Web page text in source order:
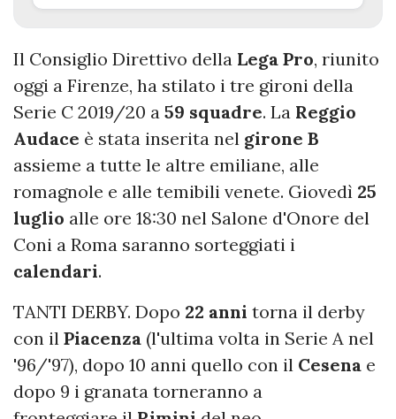
Il Consiglio Direttivo della Lega Pro, riunito
oggi a Firenze, ha stilato i tre gironi della
Serie C 2019/20 a 59 squadre. La Reggio
Audace è stata inserita nel girone B
assieme a tutte le altre emiliane, alle
romagnole e alle temibili venete. Giovedì 25
luglio alle ore 18:30 nel Salone d'Onore del
Coni a Roma saranno sorteggiati i
calendari.
TANTI DERBY. Dopo 22 anni torna il derby
con il Piacenza (l'ultima volta in Serie A nel
'96/'97), dopo 10 anni quello con il Cesena e
dopo 9 i granata torneranno a